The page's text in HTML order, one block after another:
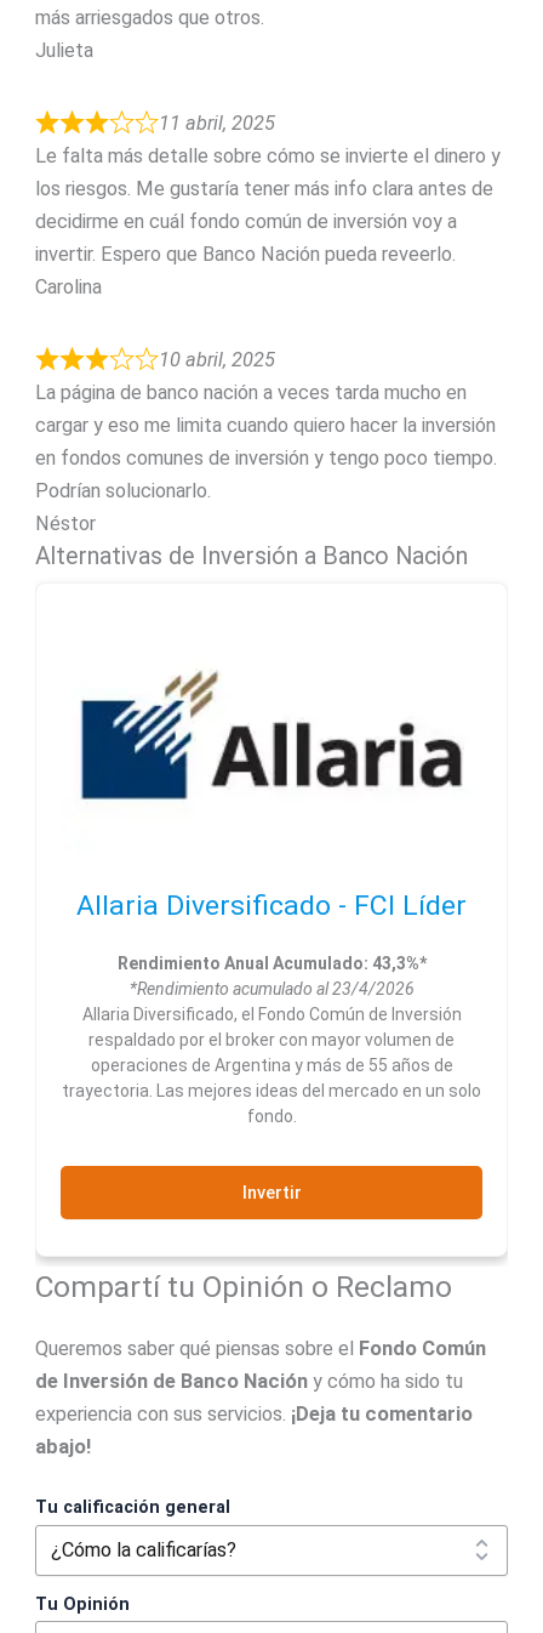
más arriesgados que otros.
Julieta
11 abril, 2025
Le falta más detalle sobre cómo se invierte el dinero y
los riesgos. Me gustaría tener más info clara antes de
decidirme en cuál fondo común de inversión voy a
invertir. Espero que Banco Nación pueda reveerlo.
Carolina
10 abril, 2025
La página de banco nación a veces tarda mucho en
cargar y eso me limita cuando quiero hacer la inversión
en fondos comunes de inversión y tengo poco tiempo.
Podrían solucionarlo.
Néstor
Alternativas de Inversión a Banco Nación
Allaria Diversificado - FCI Líder
Rendimiento Anual Acumulado: 43,3%*
*Rendimiento acumulado al 23/4/2026
Allaria Diversificado, el Fondo Común de Inversión
respaldado por el broker con mayor volumen de
operaciones de Argentina y más de 55 años de
trayectoria. Las mejores ideas del mercado en un solo
fondo.
Invertir
Compartí tu Opinión o Reclamo
Queremos saber qué piensas sobre el Fondo Común
de Inversión de Banco Nacióny cómo ha sido tu
experiencia con sus servicios. ¡Deja tu comentario
abajo!
Tu calificación general
Tu Opinión